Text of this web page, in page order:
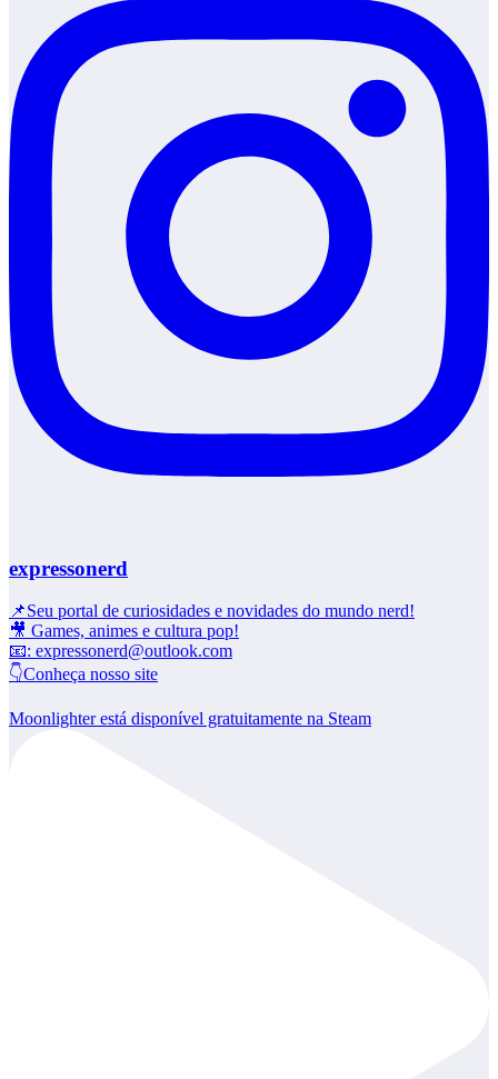
expressonerd
📌Seu portal de curiosidades e novidades do mundo nerd!
🎥 Games, animes e cultura pop!
📧: expressonerd@outlook.com
👇Conheça nosso site
Moonlighter está disponível gratuitamente na Steam